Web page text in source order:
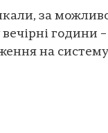
за
години
на